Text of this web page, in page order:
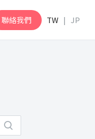
聯絡我們 TW JP